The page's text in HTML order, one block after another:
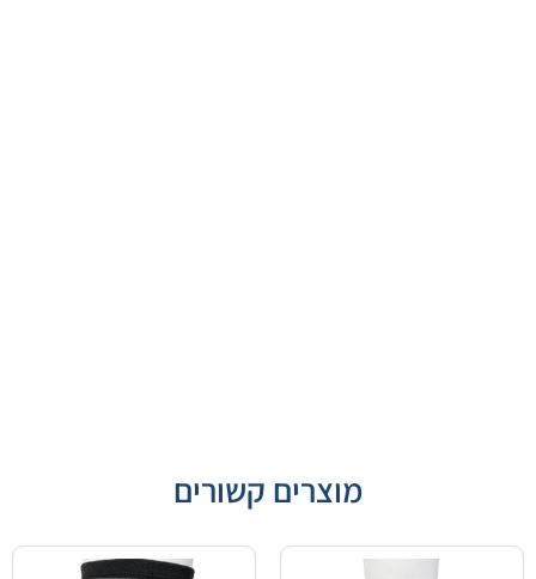
מוצרים קשורים